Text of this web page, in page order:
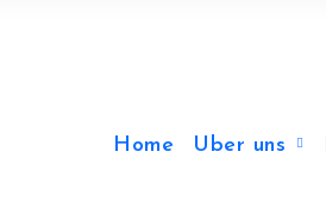
Home Uber uns